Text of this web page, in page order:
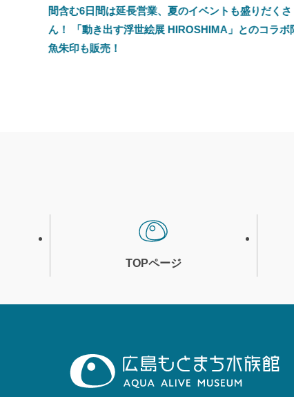
ントも盛りだくさ
」とのコラボ限定
の不思議発見！」を初開催！
TOPページ